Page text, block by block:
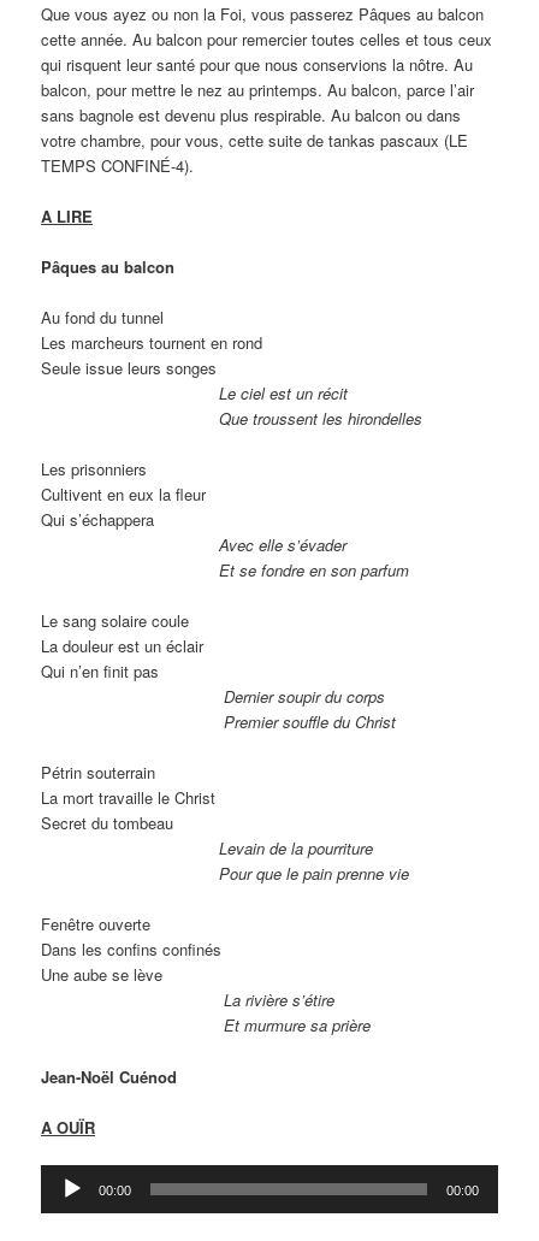
Que vous ayez ou non la Foi, vous passerez Pâques au balcon
cette année. Au balcon pour remercier toutes celles et tous ceux
qui risquent leur santé pour que nous conservions la nôtre. Au
balcon, pour mettre le nez au printemps. Au balcon, parce l’air
sans bagnole est devenu plus respirable. Au balcon ou dans
votre chambre, pour vous, cette suite de tankas pascaux (LE
TEMPS CONFINÉ-4).
A LIRE
Pâques au balcon
Au fond du tunnel
Les marcheurs tournent en rond
Seule issue leurs songes
Le ciel est un récit
Que troussent les hirondelles
Les prisonniers
Cultivent en eux la fleur
Qui s’échappera
Avec elle s’évader
Et se fondre en son parfum
Le sang solaire coule
La douleur est un éclair
Qui n’en finit pas
Dernier soupir du corps
Premier souffle du Christ
Pétrin souterrain
La mort travaille le Christ
Secret du tombeau
Levain de la pourriture
Pour que le pain prenne vie
Fenêtre ouverte
Dans les confins confinés
Une aube se lève
La rivière s’étire
Et murmure sa prière
Jean-Noël Cuénod
A OUÏR
Lecteur
audio
00:00 00:00